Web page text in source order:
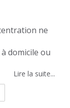
ne
ou
Lire la suite...